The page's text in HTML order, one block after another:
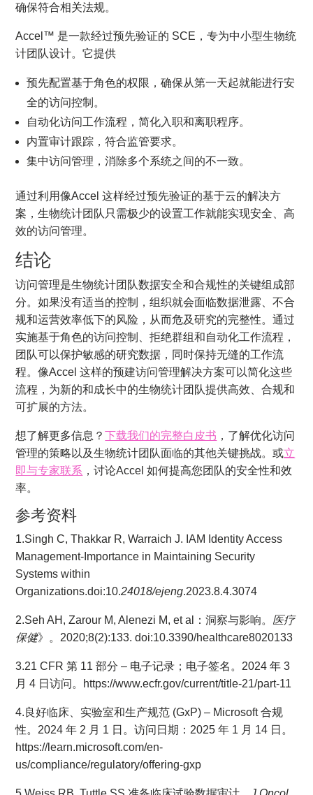
确保符合相关法规。
Accel™ 是一款经过预先验证的 SCE，专为中小型生物统
计团队设计。它提供
预先配置基于角色的权限，确保从第一天起就能进行安
全的访问控制。
自动化访问工作流程，简化入职和离职程序。
内置审计跟踪，符合监管要求。
集中访问管理，消除多个系统之间的不一致。
通过利用像Accel 这样经过预先验证的基于云的解决方
案，生物统计团队只需极少的设置工作就能实现安全、高
效的访问管理。
结论
访问管理是生物统计团队数据安全和合规性的关键组成部
分。如果没有适当的控制，组织就会面临数据泄露、不合
规和运营效率低下的风险，从而危及研究的完整性。通过
实施基于角色的访问控制、拒绝群组和自动化工作流程，
团队可以保护敏感的研究数据，同时保持无缝的工作流
程。像Accel 这样的预建访问管理解决方案可以简化这些
流程，为新的和成长中的生物统计团队提供高效、合规和
可扩展的方法。
想了解更多信息？下载我们的完整白皮书 ，了解优化访问
管理的策略以及生物统计团队面临的其他关键挑战。或立
即与专家联系 ，讨论Accel 如何提高您团队的安全性和效
率。
参考资料
1.Singh C, Thakkar R, Warraich J. IAM Identity Access
Management-Importance in Maintaining Security
Systems within
Organizations.doi:10.24018/ejeng.2023.8.4.3074
2.Seh AH, Zarour M, Alenezi M, et al：洞察与影响。 医疗
保健》。2020;8(2):133. doi:10.3390/healthcare8020133
3.21 CFR 第 11 部分 – 电子记录；电子签名。2024 年 3
月 4 日访问。https://www.ecfr.gov/current/title-21/part-11
4.良好临床、实验室和生产规范 (GxP) – Microsoft 合规
性。2024 年 2 月 1 日。访问日期：2025 年 1 月 14 日。
https://learn.microsoft.com/en-
us/compliance/regulatory/offering-gxp